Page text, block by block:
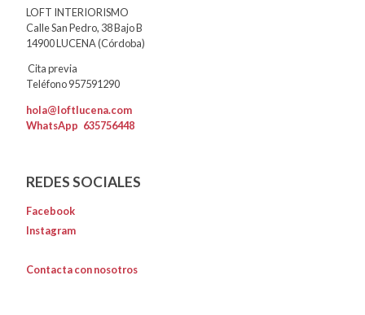
LOFT INTERIORISMO
Calle San Pedro, 38 Bajo B
14900 LUCENA (Córdoba)
Cita previa
Teléfono 957591290
hola@loftlucena.com
WhatsApp 635756448
REDES SOCIALES
Facebook
Instagram
Contacta con nosotros